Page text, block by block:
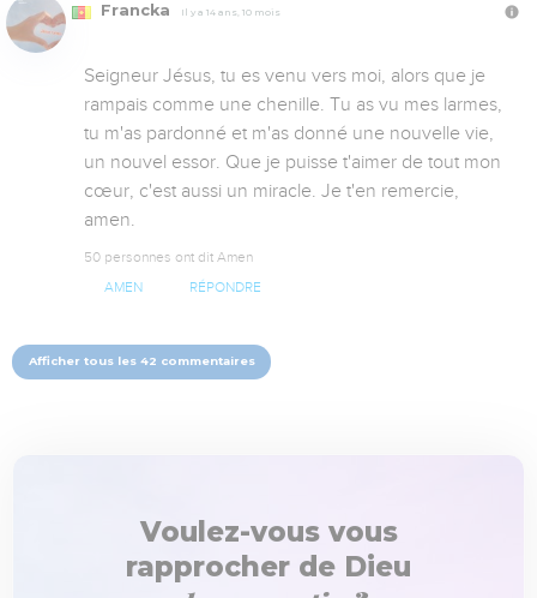
Francka Il y a 14 ans, 10 mois
Seigneur Jésus, tu es venu vers moi, alors que je
rampais comme une chenille. Tu as vu mes larmes,
tu m'as pardonné et m'as donné une nouvelle vie,
un nouvel essor. Que je puisse t'aimer de tout mon
cœur, c'est aussi un miracle. Je t'en remercie,
amen.
50 personnes ont dit Amen
AMEN RÉPONDRE
Afficher tous les 42 commentaires
Voulez-vous vous
rapprocher de Dieu